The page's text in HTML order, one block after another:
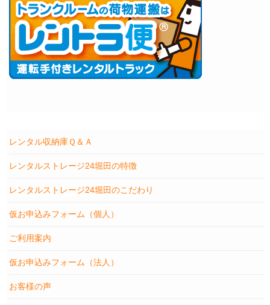
レンタル収納庫Ｑ＆Ａ
レンタルストレージ24堀田の特徴
レンタルストレージ24堀田のこだわり
仮お申込みフォーム（個人）
ご利用案内
仮お申込みフォーム（法人）
お客様の声